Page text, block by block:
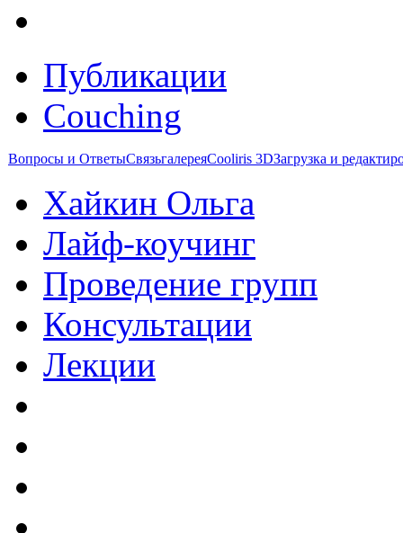
Публикации
Couching
Вопросы и ОтветыСвязьгалереяCooliris 3DЗагрузка и
Хайкин Ольга
Лайф-коучинг
Проведение групп
Консультации
Лекции